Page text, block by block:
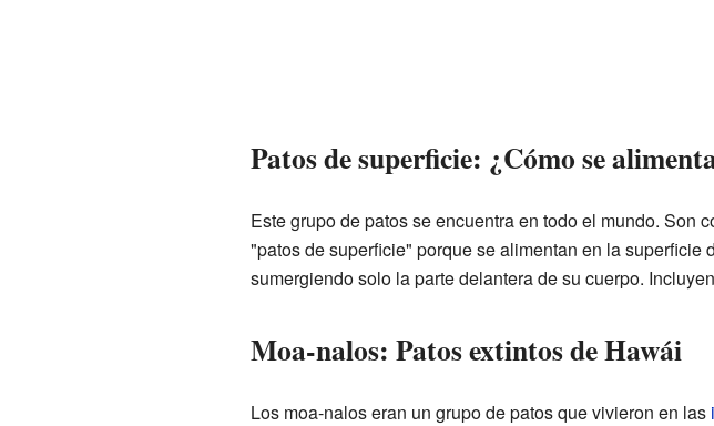
Patos de superficie: ¿Cómo se
Este grupo de patos se encuentra en todo el mundo. Son
"patos de superficie" porque se alimentan en la superficie
sumergiendo solo la parte delantera de su cuerpo.
Moa-nalos: Patos extintos de Hawái
Los moa-nalos eran un grupo de patos que vivieron en las